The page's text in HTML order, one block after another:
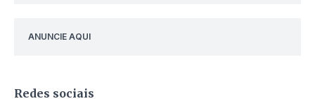
ANUNCIE AQUI
Redes sociais